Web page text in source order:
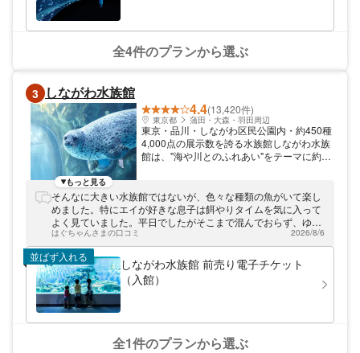
分、もしくは「池袋」駅から徒歩約10分で
す。お車でお越しの際は、収容台数1,800台
のサンシャインシティの地下にある駐車場を
全4件のプランから選ぶ
3 しながわ水族館
4.4(13,420件)
東京都 蒲田・大森・羽田周辺
東京・品川・しながわ区民公園内・約450種
4,000点の展示数を誇る水族館しながわ水族
館は、"海や川とのふれあい"をテーマに約
た「東京湾に注ぐ川」をはじめ、400尾もの
魚たちが泳ぎ回る全長22mの散歩道「トンネ
ル水槽」、アザラシが泳ぎ回る姿を360°か
ら観察できる「アザラシ館」など、魅力あふ
れる全28のコーナーを完備しています。ま
た、イルカショーやアシカショーといったパ
フォーマンスイベントも充実。ぜひ1日たっ
ぷりお楽しみください。アクセスは京浜急行
もっと見る
そんなに大きい水族館ではないが、色々な種類の魚がいて楽し
めました。特にエイが好きな息子は餌やりタイムを気に入って
よく見ていました。平日でしたがそこまで混んでおらず、ゆっ
くり見れたのは良かったです。お土産やさんが充実して、ショ
ッピングも時間をかけて好きなものが買えて大満足だったよう
です。
はぐちゃんさまの口コミ 2026/8/6
しながわ水族館 前売り電子チケット
（入館）
並ばず入れる
全1件のプランから選ぶ